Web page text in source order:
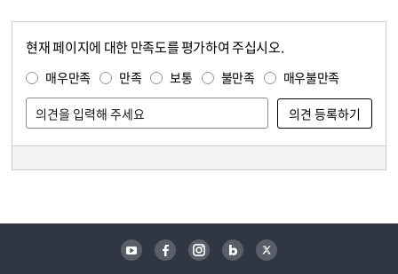
현재 페이지에 대한 만족도를 평가하여 주십시오.
매우만족 만족 보통 불만족 매우불만족
유튜브 페이스북 인스타그램 블로그 트위터